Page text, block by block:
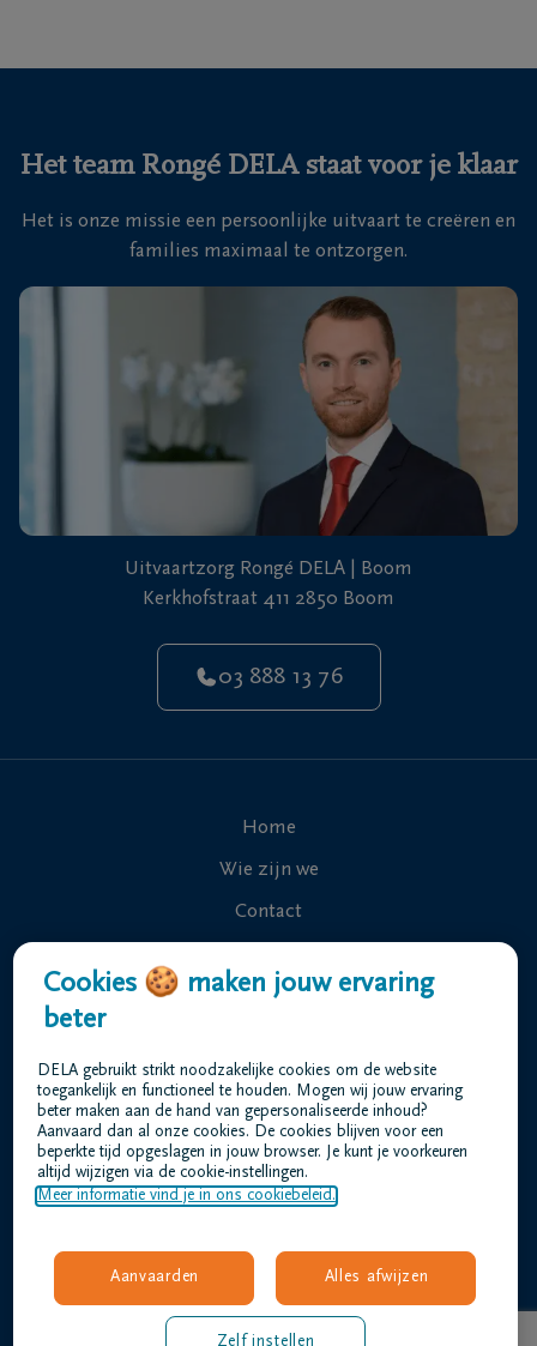
Het team Rongé DELA staat voor je klaar
Het is onze missie een persoonlijke uitvaart te creëren en
families maximaal te ontzorgen.
Uitvaartzorg Rongé DELA | Boom
Kerkhofstraat 411 2850 Boom
03 888 13 76
Home
Wie zijn we
Contact
Overlijdensberichten
Veelgestelde vragen
Gebruiksvoorwaarden
Privacyverklaring
Toegankelijkheidsverklaring
ronge@dela.be
Cookies 🍪 maken jouw ervaring
beter
DELA gebruikt strikt noodzakelijke cookies om de website
toegankelijk en functioneel te houden. Mogen wij jouw ervaring
beter maken aan de hand van gepersonaliseerde inhoud?
Aanvaard dan al onze cookies. De cookies blijven voor een
beperkte tijd opgeslagen in jouw browser. Je kunt je voorkeuren
altijd wijzigen via de cookie-instellingen.
Meer informatie vind je in ons cookiebeleid.
Aanvaarden Alles afwijzen